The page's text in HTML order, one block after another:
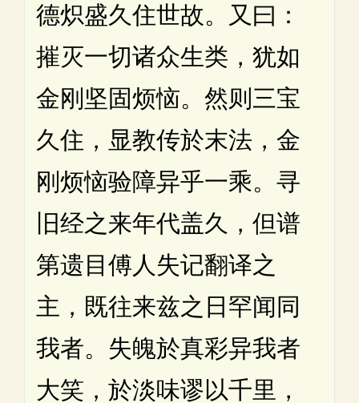
德炽盛久住世故。又曰：
摧灭一切诸众生类，犹如
金刚坚固烦恼。然则三宝
久住，显教传於末法，金
刚烦恼验障异乎一乘。寻
旧经之来年代盖久，但谱
第遗目傅人失记翻译之
主，既往来兹之日罕闻同
我者。失魄於真彩异我者
大笑，於淡味谬以千里，